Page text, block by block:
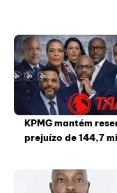
KPMG mantém
prejuízo de 144,7